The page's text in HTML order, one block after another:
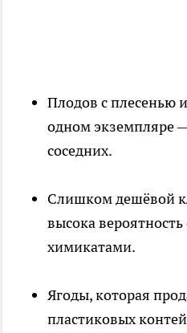
Плодов с плесенью
одном экземпляре
соседних.
Слишком дешёвой
высока
химикатами.
Ягоды, которая
пластиковых